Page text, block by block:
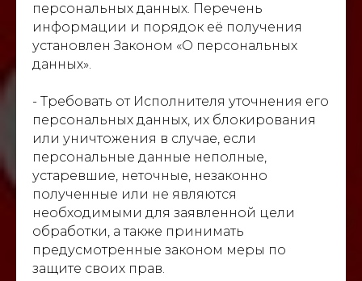
персональных данных. Перечень
информации и порядок её получения
установлен Законом «О персональных
данных».
- Требовать от Исполнителя уточнения его
персональных данных, их блокирования
или уничтожения в случае, если
персональные данные неполные,
устаревшие, неточные, незаконно
полученные или не являются
необходимыми для заявленной цели
обработки, а также принимать
предусмотренные законом меры по
защите своих прав.